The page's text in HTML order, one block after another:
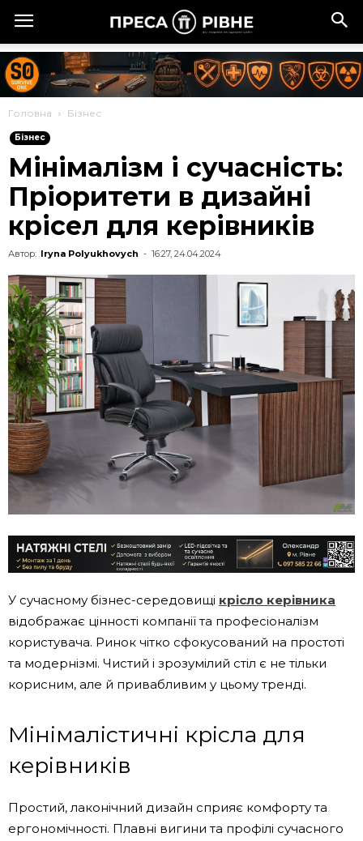
Головна Бізнес
Бізнес
Мінімалізм і сучасність:
Пріоритети в дизайні
крісел для керівників
Автор: Iryna Polyukhovych - 16:27, 24.04.2024
У сучасному бізнес-середовищі крісло керівника
відображає цінності компанії та професіоналізм
користувача. Ринок чітко сфокусований на простоті
та модернізмі. Чистий і зрозумілий стіл є не тільки
корисним, але й привабливим у цьому тренді.
Мінімалістичні крісла для
керівників
Простий, лаконічний дизайн сприяє комфорту та
ергономічності. Плавні вигини та профілі сучасного